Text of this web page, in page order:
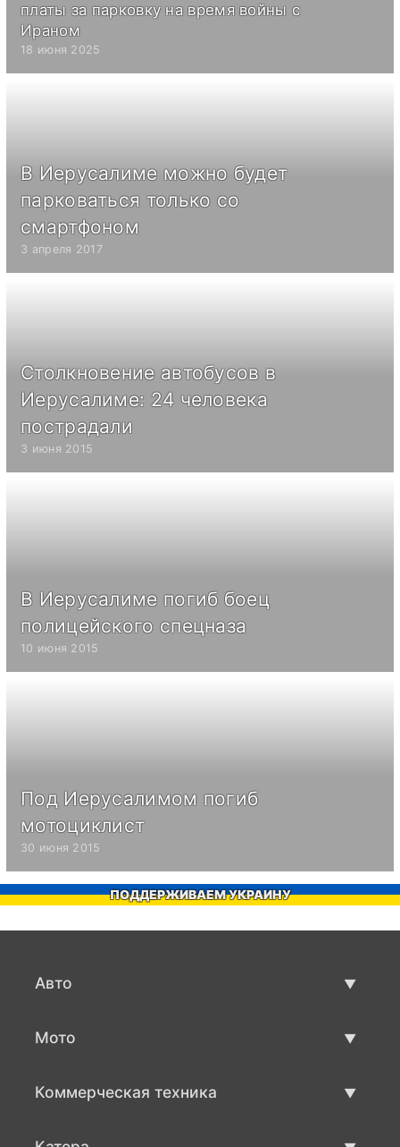
платы за парковку на время войны с
Ираном
18 июня 2025
В Иерусалиме можно будет
парковаться только со
смартфоном
3 апреля 2017
Столкновение автобусов в
Иерусалиме: 24 человека
пострадали
3 июня 2015
В Иерусалиме погиб боец
полицейского спецназа
10 июня 2015
Под Иерусалимом погиб
мотоциклист
30 июня 2015
ПОДДЕРЖИВАЕМ УКРАИНУ
Авто
Мото
Коммерческая техника